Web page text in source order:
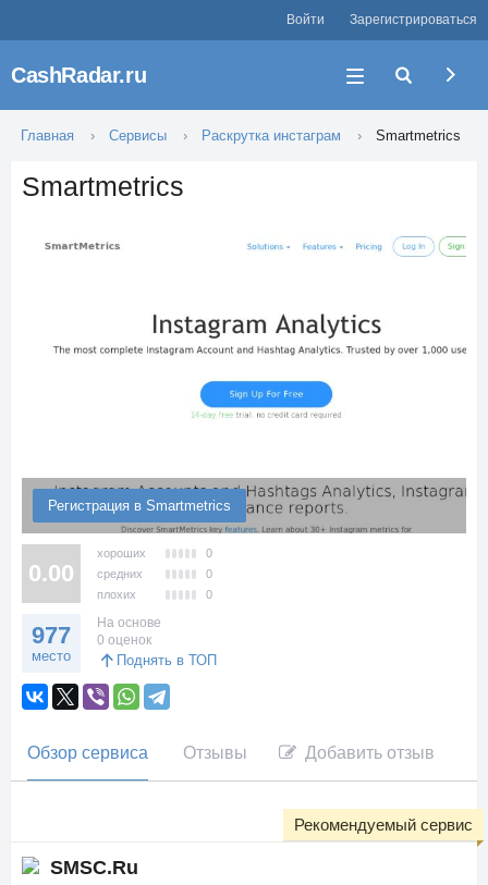
Войти Зарегистрироваться
CashRadar.ru
Главная Сервисы Раскрутка инстаграм Smartmetrics
Smartmetrics
Регистрация в Smartmetrics
0.00
хороших
0
средних
0
плохих
0
977
место
На основе
0 оценок
Поднять в ТОП
Обзор сервиса Отзывы Добавить отзыв
SMSC.Ru
Рекомендуемый сервис